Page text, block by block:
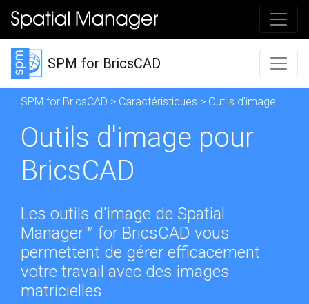
SPM for BricsCAD
SPM for BricsCAD > Caractéristiques > Outils d'image
Outils d'image pour
BricsCAD
Les outils d'image de Spatial
Manager™ for BricsCAD vous
permettent de gérer efficacement
votre travail avec des images
matricielles